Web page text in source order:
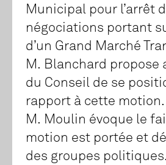
Municipal pour l’arrêt
négociations portant
d’un Grand Marché
M. Blanchard propose
du Conseil de se
rapport à cette motion.
M. Moulin évoque le
motion est portée et
des groupes politiques.